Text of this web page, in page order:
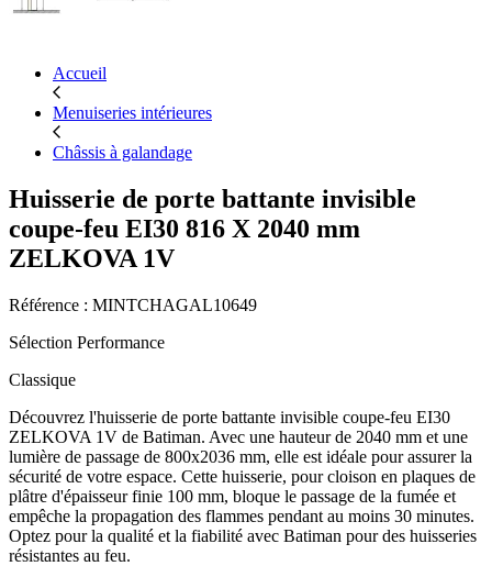
Accueil
Menuiseries intérieures
Châssis à galandage
Huisserie de porte battante invisible
coupe-feu EI30 816 X 2040 mm
ZELKOVA 1V
Référence : MINTCHAGAL10649
Sélection Performance
Classique
Découvrez l'huisserie de porte battante invisible coupe-feu EI30
ZELKOVA 1V de Batiman. Avec une hauteur de 2040 mm et une
lumière de passage de 800x2036 mm, elle est idéale pour assurer la
sécurité de votre espace. Cette huisserie, pour cloison en plaques de
plâtre d'épaisseur finie 100 mm, bloque le passage de la fumée et
empêche la propagation des flammes pendant au moins 30 minutes.
Optez pour la qualité et la fiabilité avec Batiman pour des huisseries
résistantes au feu.